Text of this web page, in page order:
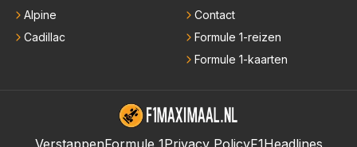
Alpine
Cadillac
Contact
Formule 1-reizen
Formule 1-kaarten
VerstappenFormule 1Privacy PolicyF1Headlines